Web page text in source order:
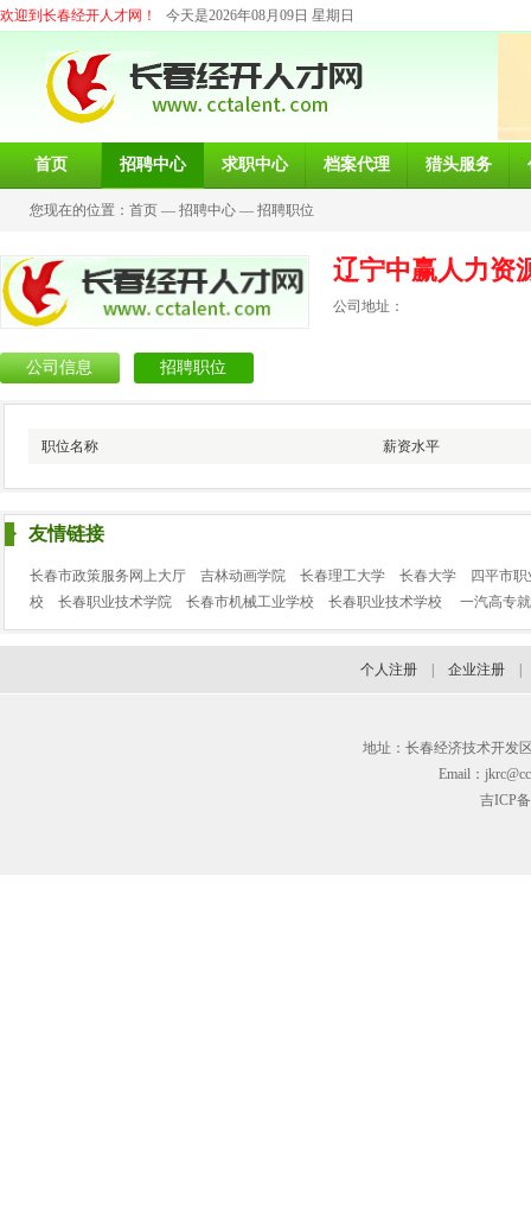
欢迎到长春经开人才网！ 今天是2026年08月09日 星期日
首页 招聘中心 求职中心 档案代理 猎头服务
您现在的位置： 首页 — 招聘中心 — 招聘职位
辽宁中赢人力资
公司地址：
公司信息 招聘职位
职位名称 薪资水平
友情链接
长春市政策服务网上大厅 吉林动画学院 长春理工大学 长春大学
四平市
校
长春职业技术学院 长春市机械工业学校 长春职业技术学校 一汽高专
个人注册 企业注册
地址：长春经济技术开发
Email：
吉ICP